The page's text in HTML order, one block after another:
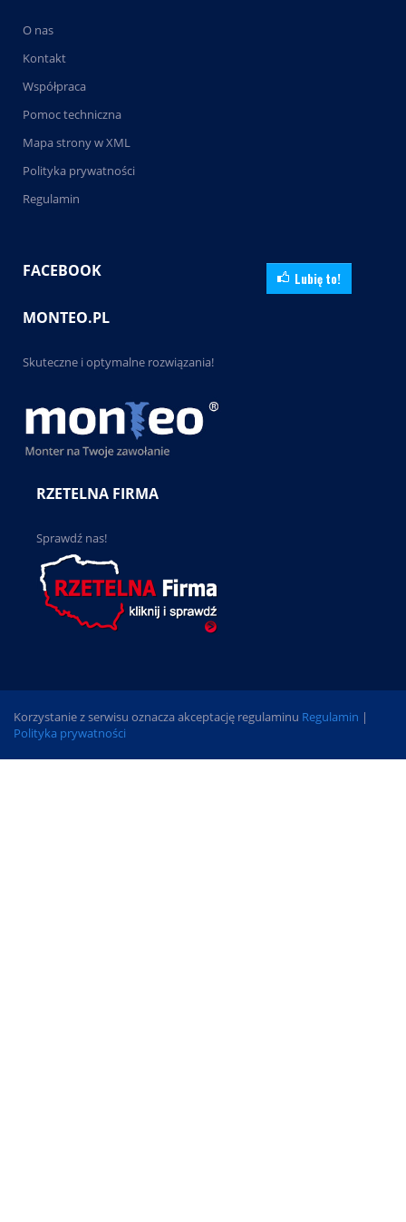
O nas
Kontakt
Współpraca
Pomoc techniczna
Mapa strony w XML
Polityka prywatności
Regulamin
FACEBOOK Lubię to!
MONTEO.PL
Skuteczne i optymalne rozwiązania!
RZETELNA FIRMA
Sprawdź nas!
Korzystanie z serwisu oznacza akceptację regulaminu Regulamin |
Polityka prywatności